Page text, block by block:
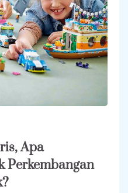
Apa
Perkembangan